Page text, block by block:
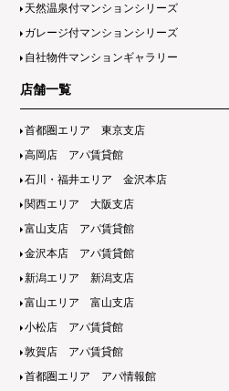
天然温泉付マンションシリーズ
ガレージ付マンションシリーズ
自社物件マンションギャラリー
店舗一覧
首都圏エリア 東京支店
高岡店 アパ賃貸館
石川・福井エリア 金沢本店
関西エリア 大阪支店
富山支店 アパ賃貸館
金沢本店 アパ賃貸館
新潟エリア 新潟支店
富山エリア 富山支店
小松店 アパ賃貸館
敦賀店 アパ賃貸館
首都圏エリア アパ情報館